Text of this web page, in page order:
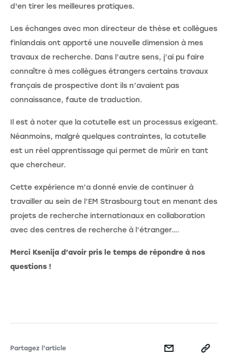
d'en tirer les meilleures pratiques.
Les échanges avec mon directeur de thèse et collègues
finlandais ont apporté une nouvelle dimension à mes
travaux de recherche. Dans l’autre sens, j’ai pu faire
connaître à mes collègues étrangers certains travaux
français de prospective dont ils n’avaient pas
connaissance, faute de traduction.
Il est à noter que la cotutelle est un processus exigeant.
Néanmoins, malgré quelques contraintes, la cotutelle
est un réel apprentissage qui permet de mûrir en tant
que chercheur.
Cette expérience m’a donné envie de continuer à
travailler au sein de l’EM Strasbourg tout en menant des
projets de recherche internationaux en collaboration
avec des centres de recherche à l’étranger….
Merci Ksenija d’avoir pris le temps de répondre à nos
questions !
Partagez l'article